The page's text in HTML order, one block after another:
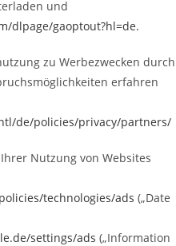
und
dlpage/gaoptout?hl=de.
zu Werbezwecken durch
erfahren
de/policies/privacy/partners/
Nutzung von Websites
technologies/ads („Date
settings/ads („Information